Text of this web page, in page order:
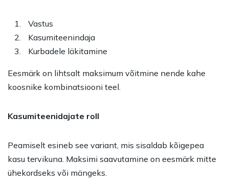
Vastus
Kasumiteenindaja
Kurbadele läkitamine
Eesmärk on lihtsalt maksimum võitmine nende kahe
koosnike kombinatsiooni teel.
Kasumiteenidajate roll
Peamiselt esineb see variant, mis sisaldab kõigepea
kasu tervikuna. Maksimi saavutamine on eesmärk mitte
ühekordseks või mängeks.